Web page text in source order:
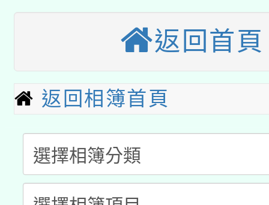
用水績優單位及節水達
桃園市孔廟祈福系列
開 智慧啟航」
2026年桃園地景藝術
本校115學年度第2次
招甄選結果公告(無人
招)
適應運動共學行動站研
本館辦理115年度閱讀
暨閱讀推動專業研習
科技賦能─人工智慧
礎課程
A3數位素養講師名單
「數位內容與教學軟體
返回首頁
返回相簿首頁